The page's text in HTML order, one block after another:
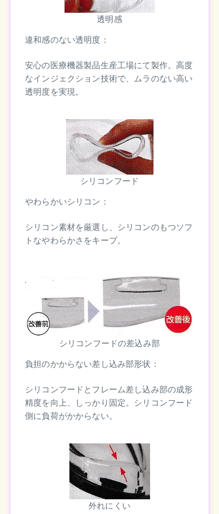
透明感
違和感のない透明度：
安心の医療機器製品生産工場にて製作。高度
なインジェクション技術で、ムラのない高い
透明度を実現。
シリコンフード
やわらかいシリコン：
シリコン素材を厳選し、シリコンのもつソフ
トなやわらかさをキープ。
シリコンフードの差込み部
負担のかからない差し込み部形状：
シリコンフードとフレーム差し込み部の成形
精度を向上、しっかり固定。シリコンフード
側に負荷がかからない。
外れにくい